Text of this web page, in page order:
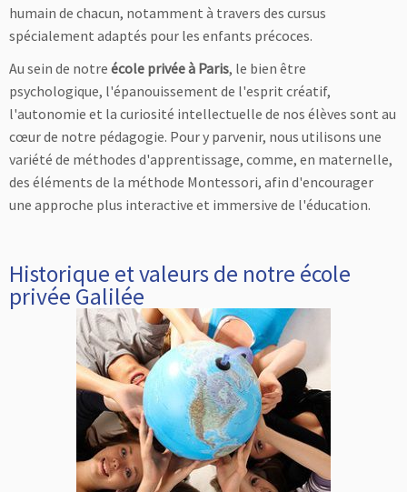
humain de chacun, notamment à travers des cursus
spécialement adaptés pour les enfants précoces.
Au sein de notre école privée à Paris, le bien être
psychologique, l'épanouissement de l'esprit créatif,
l'autonomie et la curiosité intellectuelle de nos élèves sont au
cœur de notre pédagogie. Pour y parvenir, nous utilisons une
variété de méthodes d'apprentissage, comme, en maternelle,
des éléments de la méthode Montessori, afin d'encourager
une approche plus interactive et immersive de l'éducation.
Historique et valeurs de notre école
privée Galilée